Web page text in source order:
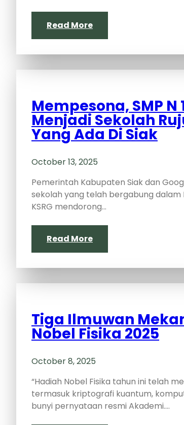
Read More
Mempesona, SMP N
Menjadi Sekolah
Yang Ada Di Siak
October 13, 2025
Pemerintah Kabupaten Siak dan
sekolah yang telah bergabung dalam
KSRG mendorong…
Read More
Tiga Ilmuwan
Nobel Fisika 2025
October 8, 2025
“Hadiah Nobel Fisika tahun ini telah
termasuk kriptografi kuantum,
bunyi pernyataan resmi Akademi.…